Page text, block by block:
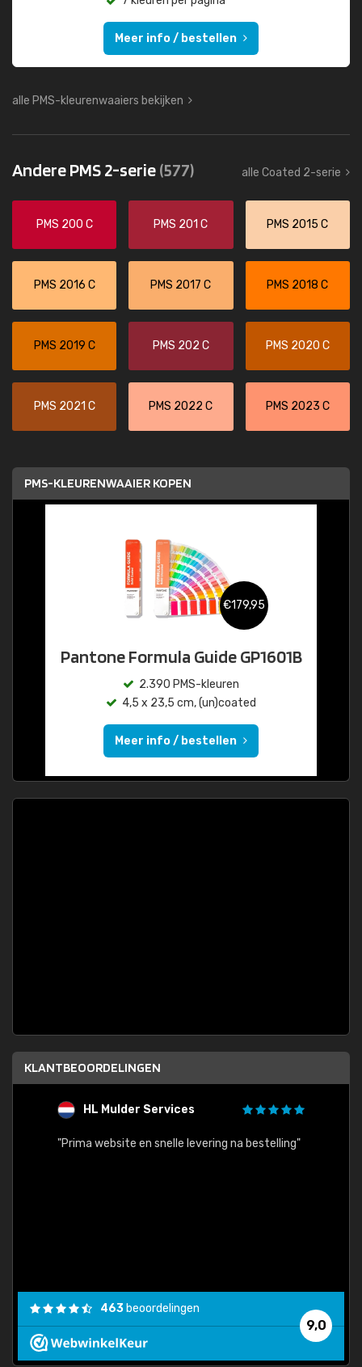
Meer info / bestellen
alle PMS-kleurenwaaiers bekijken
Andere PMS 2-serie(577) alle Coated 2-serie
PMS 200 C PMS 201 C PMS 2015 C
PMS 2016 C PMS 2017 C PMS 2018 C
PMS 2019 C PMS 202 C PMS 2020 C
PMS 2021 C PMS 2022 C PMS 2023 C
PMS-KLEURENWAAIER KOPEN
€179,95
Pantone Formula Guide GP1601B
2.390 PMS-kleuren
4,5 x 23,5 cm, (un)coated
Meer info / bestellen
KLANTBEOORDELINGEN
HL Mulder Services
"Prima website en snelle levering na bestelling"
9,0
463 beoordelingen